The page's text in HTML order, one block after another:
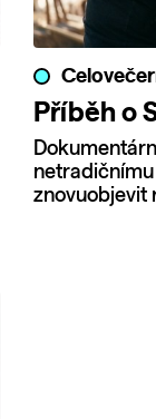
Příběh o
znovuobjevit